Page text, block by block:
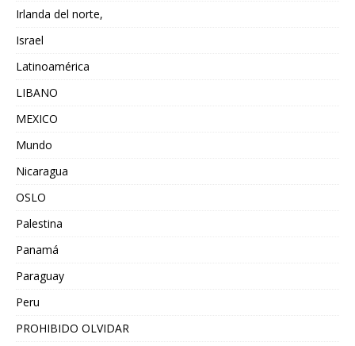
Irlanda del norte,
Israel
Latinoamérica
LIBANO
MEXICO
Mundo
Nicaragua
OSLO
Palestina
Panamá
Paraguay
Peru
PROHIBIDO OLVIDAR